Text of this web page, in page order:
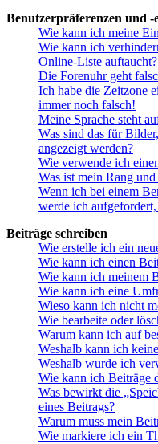
Benutzerpräferenzen und -
Wie kann ich meine
Wie kann ich
Online-Liste auftaucht?
Die Forenuhr geht
Ich habe die Zeitzone
immer noch falsch!
Meine Sprache steht
Was sind das für
angezeigt werden?
Wie verwende ich
Was ist mein Rang
Wenn ich bei einem
werde ich
Beiträge schreiben
Wie erstelle ich ein
Wie kann ich einen
Wie kann ich meinem
Wie kann ich eine
Wieso kann ich nicht
Wie bearbeite oder
Warum kann ich auf
Weshalb kann ich
Weshalb wurde ich
Wie kann ich Beiträge
Was bewirkt die
eines Beitrags?
Warum muss mein
Wie markiere ich ein